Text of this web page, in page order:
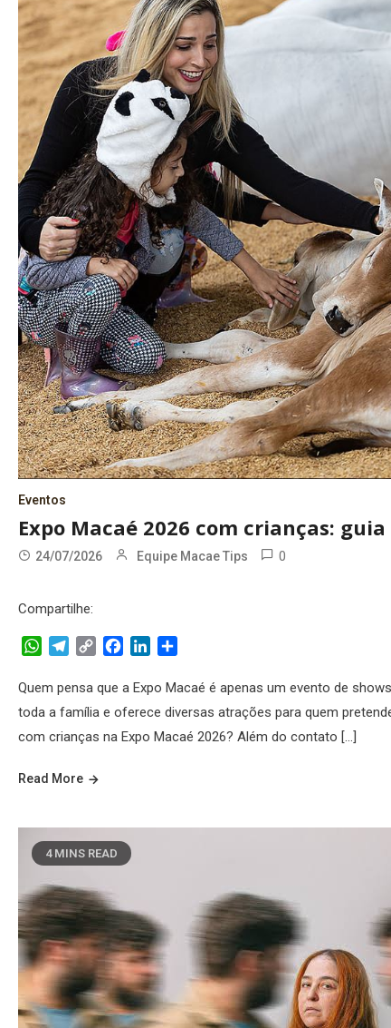
Eventos
Expo Macaé 2026 com crianças:
24/07/2026 Equipe Macae Tips 0
Compartilhe:
WhatsApp
Telegram
Copy
FacebookLinkedIn
Quem pensa que a Expo Macaé é apenas um evento de
toda a família e oferece diversas atrações para quem
com crianças na Expo Macaé 2026? Além do contato […]
Read More
4 MINS READ